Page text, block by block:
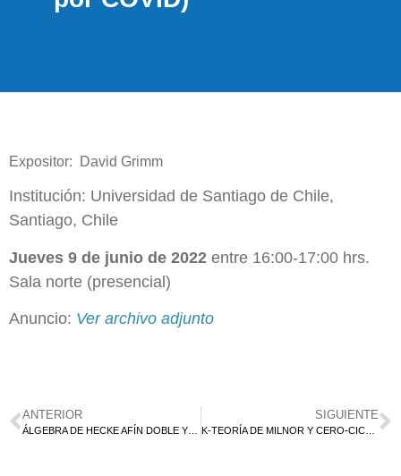
Expositor: David Grimm
Institución: Universidad de Santiago de Chile,
Santiago, Chile
Jueves 9 de junio de 2022 entre 16:00-17:00 hrs.
Sala norte (presencial)
Anuncio: Ver archivo adjunto
ANTERIOR
ÁLGEBRA DE HECKE AFÍN DOBLE Y REGLAS DE PIERI PARA LOS POLINOMIOS DE MACDONALD EN EL SUPERESPACIO
SIGUIENTE
K-TEORÍA DE MILNOR Y CERO-CICLOS SOBRE CUERPOS DE FUNCIONES P-ÁDICOS.